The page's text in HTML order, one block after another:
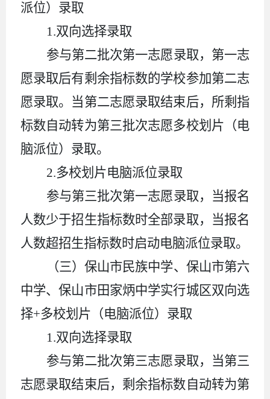
派位）录取
1.双向选择录取
参与第二批次第一志愿录取， 第一志
愿录取后有剩余指标数的学校参加第二志
愿录取。 当第二志愿录取结束后，所剩指
标数自动转为第三批次志愿多校划片（电
脑派位）录取。
2.多校划片电脑派位录取
参与第三批次第一志愿录取，当报名
人数少于招生指标数时全部录取，当报名
人数超招生指标数时启动电脑派位录取。
（三）保山市民族中学、保山市第六
中学、保山市田家炳中学实行城区双向选
择+多校划片（电脑派位）录取
1.双向选择录取
参与第二批次第三志愿录取，当第三
志愿录取结束后， 剩余指标数自动转为第